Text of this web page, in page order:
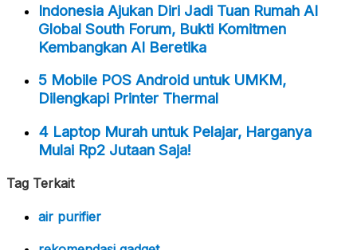
Indonesia Ajukan Diri Jadi Tuan Rumah AI
Global South Forum, Bukti Komitmen
Kembangkan AI Beretika
5 Mobile POS Android untuk UMKM,
Dilengkapi Printer Thermal
4 Laptop Murah untuk Pelajar, Harganya
Mulai Rp2 Jutaan Saja!
Tag Terkait
air purifier